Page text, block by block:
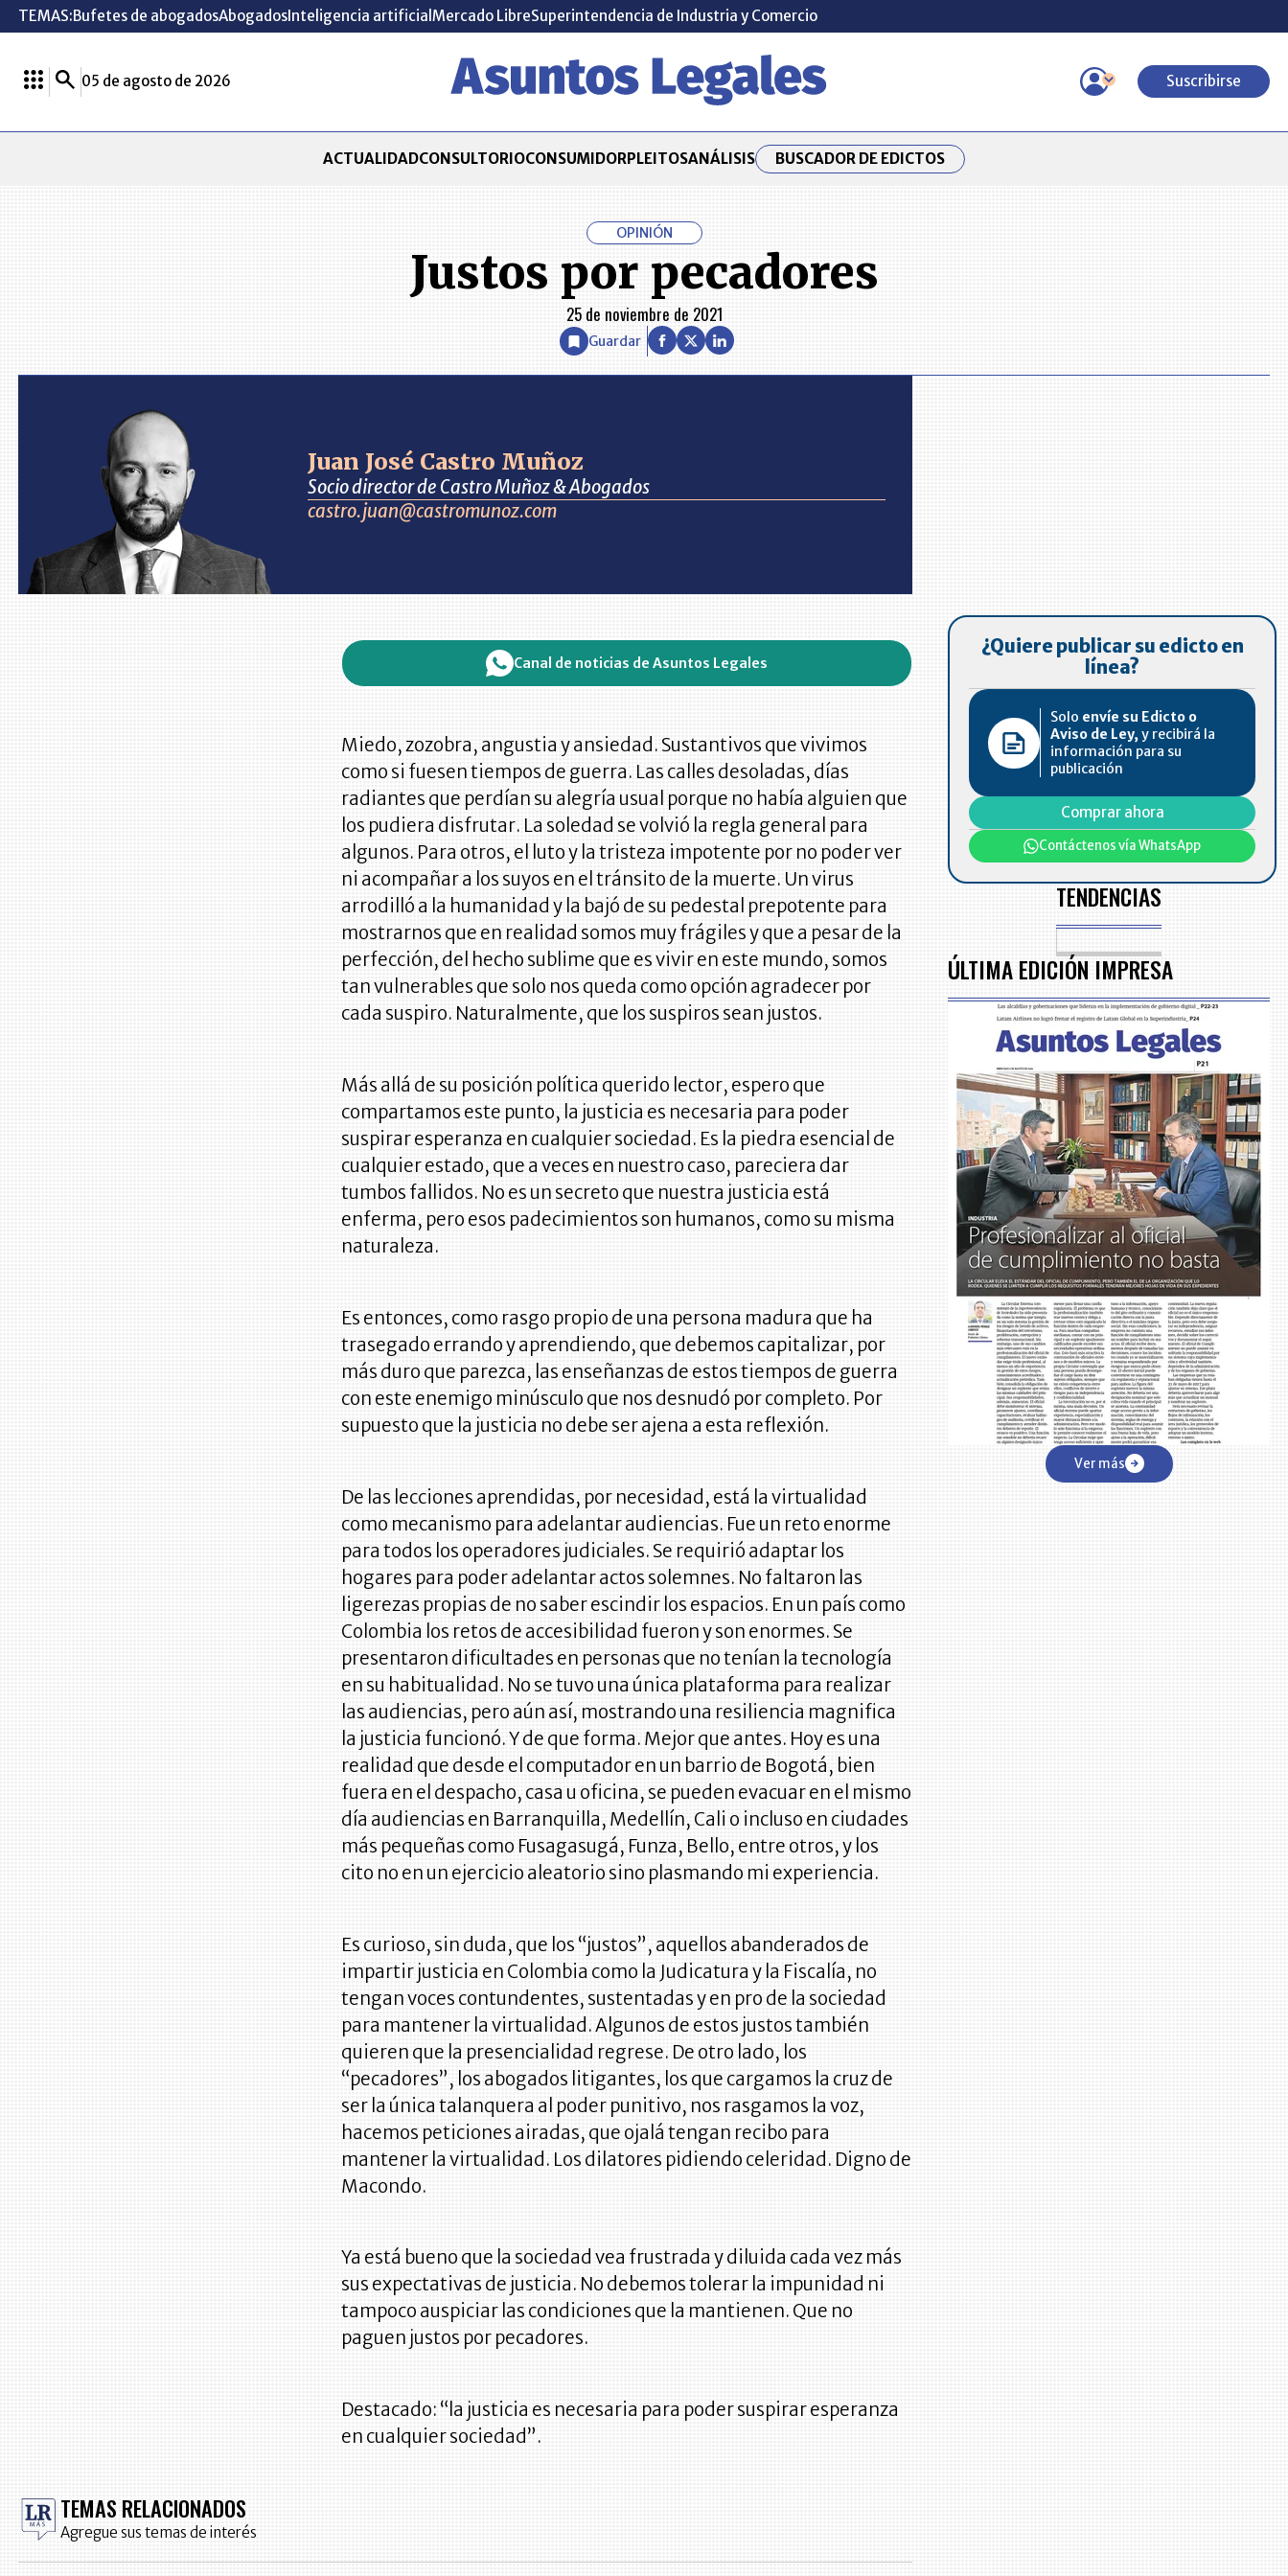
TEMAS:Bufetes de abogadosAbogadosInteligencia artificial Mercado LibreSuperintendencia de Industria y Comercio
05 de agosto de 2026 Suscribirse
ACTUALIDADCONSULTORIOCONSUMIDORPLEITOSANÁLISIS BUSCADOR DE EDICTOS
OPINIÓN
Justos por pecadores
25 de noviembre de 2021
Guardar
Juan José Castro Muñoz
Socio director de Castro Muñoz & Abogados
castro.juan@castromunoz.com
Canal de noticias de Asuntos Legales
Miedo, zozobra, angustia y ansiedad. Sustantivos que vivimos
como si fuesen tiempos de guerra. Las calles desoladas, días
radiantes que perdían su alegría usual porque no había alguien que
los pudiera disfrutar. La soledad se volvió la regla general para
algunos. Para otros, el luto y la tristeza impotente por no poder ver
ni acompañar a los suyos en el tránsito de la muerte. Un virus
arrodilló a la humanidad y la bajó de su pedestal prepotente para
mostrarnos que en realidad somos muy frágiles y que a pesar de la
perfección, del hecho sublime que es vivir en este mundo, somos
tan vulnerables que solo nos queda como opción agradecer por
cada suspiro. Naturalmente, que los suspiros sean justos.
Más allá de su posición política querido lector, espero que
compartamos este punto, la justicia es necesaria para poder
suspirar esperanza en cualquier sociedad. Es la piedra esencial de
cualquier estado, que a veces en nuestro caso, pareciera dar
tumbos fallidos. No es un secreto que nuestra justicia está
enferma, pero esos padecimientos son humanos, como su misma
naturaleza.
Es entonces, como rasgo propio de una persona madura que ha
trasegado errando y aprendiendo, que debemos capitalizar, por
más duro que parezca, las enseñanzas de estos tiempos de guerra
con este enemigo minúsculo que nos desnudó por completo. Por
supuesto que la justicia no debe ser ajena a esta reflexión.
De las lecciones aprendidas, por necesidad, está la virtualidad
como mecanismo para adelantar audiencias. Fue un reto enorme
para todos los operadores judiciales. Se requirió adaptar los
hogares para poder adelantar actos solemnes. No faltaron las
ligerezas propias de no saber escindir los espacios. En un país como
Colombia los retos de accesibilidad fueron y son enormes. Se
presentaron dificultades en personas que no tenían la tecnología
en su habitualidad. No se tuvo una única plataforma para realizar
las audiencias, pero aún así, mostrando una resiliencia magnifica
la justicia funcionó. Y de que forma. Mejor que antes. Hoy es una
realidad que desde el computador en un barrio de Bogotá, bien
fuera en el despacho, casa u oficina, se pueden evacuar en el mismo
día audiencias en Barranquilla, Medellín, Cali o incluso en ciudades
más pequeñas como Fusagasugá, Funza, Bello, entre otros, y los
cito no en un ejercicio aleatorio sino plasmando mi experiencia.
Es curioso, sin duda, que los “justos”, aquellos abanderados de
impartir justicia en Colombia como la Judicatura y la Fiscalía, no
tengan voces contundentes, sustentadas y en pro de la sociedad
para mantener la virtualidad. Algunos de estos justos también
quieren que la presencialidad regrese. De otro lado, los
“pecadores”, los abogados litigantes, los que cargamos la cruz de
ser la única talanquera al poder punitivo, nos rasgamos la voz,
hacemos peticiones airadas, que ojalá tengan recibo para
mantener la virtualidad. Los dilatores pidiendo celeridad. Digno de
Macondo.
Ya está bueno que la sociedad vea frustrada y diluida cada vez más
sus expectativas de justicia. No debemos tolerar la impunidad ni
tampoco auspiciar las condiciones que la mantienen. Que no
paguen justos por pecadores.
Destacado: “la justicia es necesaria para poder suspirar esperanza
en cualquier sociedad”.
TEMAS RELACIONADOS
Agregue sus temas de interés
¿Quiere publicar su edicto en
línea?
Solo envíe su Edicto o
Aviso de Ley, y recibirá la
información para su
publicación
Comprar ahora
Contáctenos vía WhatsApp
TENDENCIAS
ÚLTIMA EDICIÓN IMPRESA
Ver más